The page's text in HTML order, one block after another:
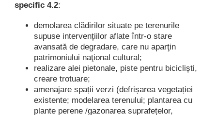
specific 4.2:
demolarea clădirilor situate pe terenurile
supuse intervențiilor aflate într-o stare
avansată de degradare, care nu aparţin
patrimoniului naţional cultural;
realizare alei pietonale, piste pentru bicicliști,
creare trotuare;
amenajare spații verzi (defrișarea vegetației
existente; modelarea terenului; plantarea cu
plante perene /gazonarea suprafețelor,